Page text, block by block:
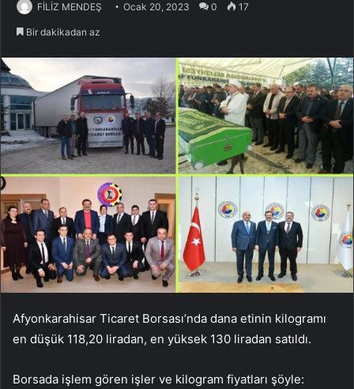
FİLİZ MENDEŞ Ocak 20, 2023 0 17
Bir dakikadan az
Afyonkarahisar Ticaret Borsası’nda dana etinin kilogramı
en düşük 118,20 liradan, en yüksek 130 liradan satıldı.
Borsada işlem gören işler ve kilogram fiyatları şöyle: